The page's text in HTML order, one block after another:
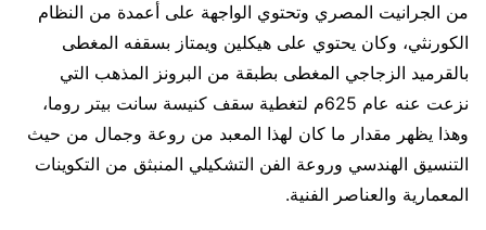
من الجرانيت المصري وتحتوي الواجهة على أعمدة من النظام
الكورنثي، وكان يحتوي على هيكلين ويمتاز بسقفه المغطى
بالقرميد الزجاجي المغطى بطبقة من البرونز المذهب التي
نزعت عنه عام 625م لتغطية سقف كنيسة سانت بيتر روما،
وهذا يظهر مقدار ما كان لهذا المعبد من روعة وجمال من حيث
التنسيق الهندسي وروعة الفن التشكيلي المنبثق من التكوينات
المعمارية والعناصر الفنية.